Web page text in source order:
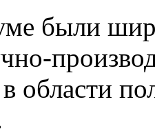
были
области